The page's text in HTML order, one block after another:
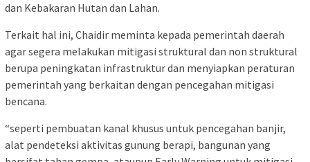
dan Kebakaran Hutan dan Lahan.
Terkait hal ini, Chaidir meminta kepada pemerintah daerah
agar segera melakukan mitigasi struktural dan non struktural
berupa peningkatan infrastruktur dan menyiapkan peraturan
pemerintah yang berkaitan dengan pencegahan mitigasi
bencana.
“seperti pembuatan kanal khusus untuk pencegahan banjir,
alat pendeteksi aktivitas gunung berapi, bangunan yang